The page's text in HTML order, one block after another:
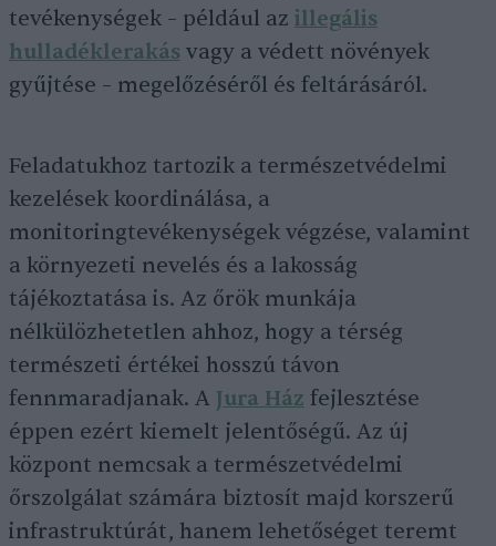
tevékenységek – például az illegális
hulladéklerakás vagy a védett növények
gyűjtése – megelőzéséről és feltárásáról.
Feladatukhoz tartozik a természetvédelmi
kezelések koordinálása, a
monitoringtevékenységek végzése, valamint
a környezeti nevelés és a lakosság
tájékoztatása is. Az őrök munkája
nélkülözhetetlen ahhoz, hogy a térség
természeti értékei hosszú távon
fennmaradjanak. A Jura Ház fejlesztése
éppen ezért kiemelt jelentőségű. Az új
központ nemcsak a természetvédelmi
őrszolgálat számára biztosít majd korszerű
infrastruktúrát, hanem lehetőséget teremt